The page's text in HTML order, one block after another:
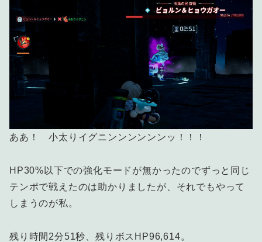
ああ！ 小太りイグニンンンンンンッ！！！
HP30%以下での強化モードが無かったのでずっと同じ
テンポで戦えたのは助かりましたが、それでもやって
しまうのが私。
残り時間2分51秒、残りボスHP96,614。